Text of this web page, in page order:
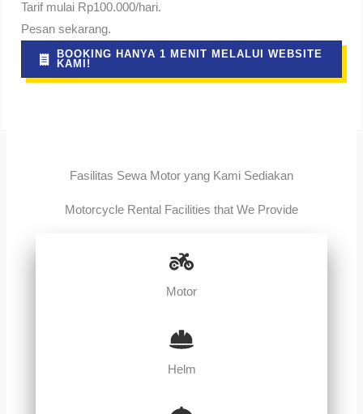
Tarif mulai Rp100.000/hari.
Pesan sekarang.
BOOKING HANYA 1 MENIT MELALUI WEBSITE
KAMI!
Fasilitas Sewa Motor yang Kami Sediakan
Motorcycle Rental Facilities that We Provide
Motor
Helm